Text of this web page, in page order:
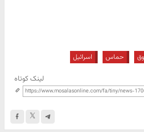
حماس اسرائیل
لینک کوتاه